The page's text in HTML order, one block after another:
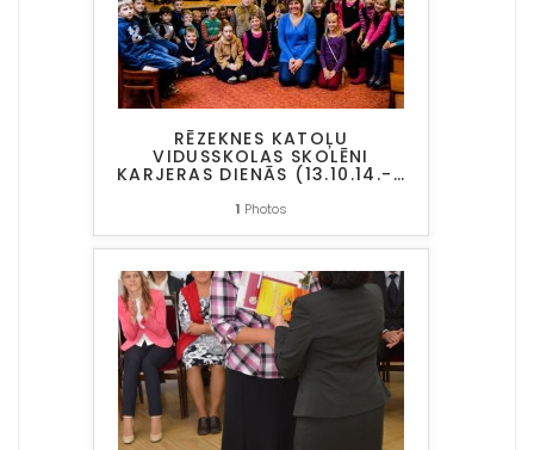
RĒZEKNES KATOĻU
VIDUSSKOLAS SKOLĒNI
KARJERAS DIENĀS (13.10.14.- …
1 Photos